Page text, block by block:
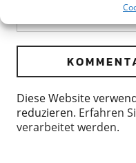
Diese Website
reduzieren. Erfahren
verarbeitet werden.